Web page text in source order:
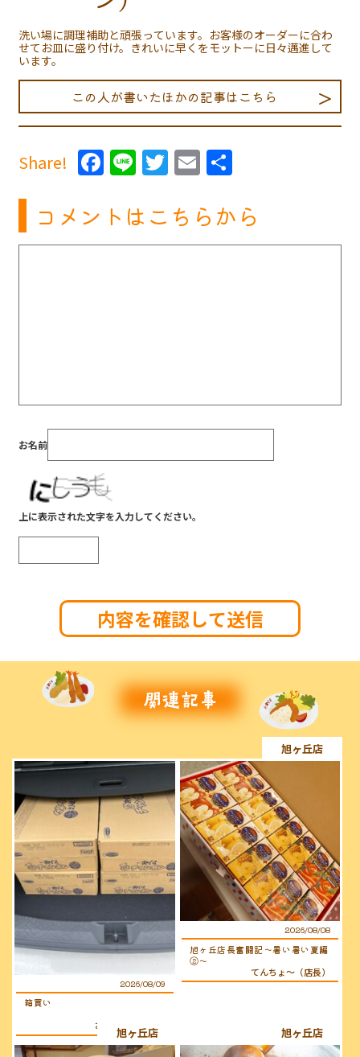
洗い場に調理補助と頑張っています。お客様のオーダーに合わ
せてお皿に盛り付け。きれいに早くをモットーに日々邁進して
います。
この人が書いたほかの記事はこちら
Share! Facebook
LineTwitter
Email
コメントはこちらから
お名前
上に表示された文字を入力してください。
2026/08/09
箱買い
おぐらのおじさん
旭ヶ丘店
2026/08/08
旭ヶ丘店長奮闘記〜暑い暑い夏編
②〜
てんちょ〜（店長）
旭ヶ丘店 旭ヶ丘店